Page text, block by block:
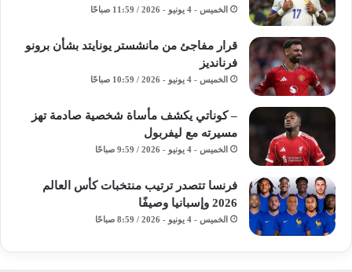
الخميس - 4 يونيو - 2026 / 11:59 صباحًا
قرار مفاجئ من مانشستر يونايتد بشأن برونو
فرنانديز
الخميس - 4 يونيو - 2026 / 10:59 صباحًا
– كوناتي يكشف مأساة شخصية صادمة تهز
مسيرته مع ليفربول
الخميس - 4 يونيو - 2026 / 9:59 صباحًا
فرنسا تتصدر ترتيب منتخبات كأس العالم
2026 وإسبانيا وصيفًا
الخميس - 4 يونيو - 2026 / 8:59 صباحًا